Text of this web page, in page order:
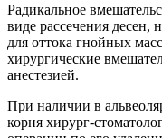
Радикальное
виде рассечения десен,
для оттока гнойных
хирургические
анестезией.
При наличии в
корня хирург-